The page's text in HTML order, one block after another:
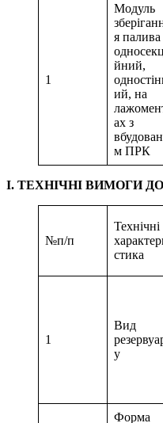
1
Модуль
я палива
йний,
ий, на
ах з
м ПРК
І. ТЕХНІЧНІ ВИМОГИ
№п/п
Технічні
стика
1
Вид
у
Форма